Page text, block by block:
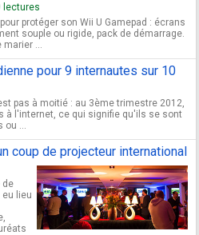
lectures
protéger son Wii U Gamepad : écrans
souple ou rigide, pack de démarrage.
marier ...
pour 9 internautes sur 10
pas à moitié : au 3ème trimestre 2012,
à l'internet, ce qui signifie qu'ils se sont
ou ...
coup de projecteur international
de
eu lieu